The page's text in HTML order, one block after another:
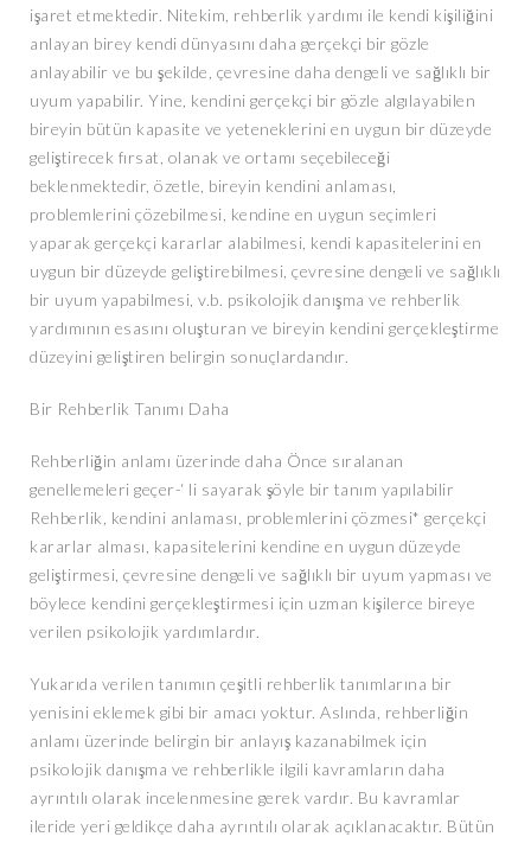
işaret etmektedir. Nitekim, rehberlik yardımı ile kendi kişiliğini
anlayan birey kendi dünyasını daha gerçekçi bir gözle
anlayabilir ve bu şekilde, çevresine daha dengeli ve sağlıklı bir
uyum yapabilir. Yine, kendini gerçekçi bir gözle algılayabilen
bireyin bütün kapasite ve yeteneklerini en uygun bir düzeyde
geliştirecek fırsat, olanak ve ortamı seçebileceği
beklenmektedir, özetle, bireyin kendini anlaması,
problemlerini çözebilmesi, kendine en uygun seçimleri
yaparak gerçekçi kararlar alabilmesi, kendi kapasitelerini en
uygun bir düzeyde geliştirebilmesi, çevresine dengeli ve sağlıklı
bir uyum yapabilmesi, v.b. psikolojik danışma ve rehberlik
yardımının esasını oluşturan ve bireyin kendini gerçekleştirme
düzeyini geliştiren belirgin sonuçlardandır.
Bir Rehberlik Tanımı Daha
Rehberliğin anlamı üzerinde daha Önce sıralanan
genellemeleri geçer-‘ li sayarak şöyle bir tanım yapılabilir
Rehberlik, kendini anlaması, problemlerini çözmesi* gerçekçi
kararlar alması, kapasitelerini kendine en uygun düzeyde
geliştirmesi, çevresine dengeli ve sağlıklı bir uyum yapması ve
böylece kendini gerçekleştirmesi için uzman kişilerce bireye
verilen psikolojik yardımlardır.
Yukarıda verilen tanımın çeşitli rehberlik tanımlarına bir
yenisini eklemek gibi bir amacı yoktur. Aslında, rehberliğin
anlamı üzerinde belirgin bir anlayış kazanabilmek için
psikolojik danışma ve rehberlikle ilgili kavramların daha
ayrıntılı olarak incelenmesine gerek vardır. Bu kavramlar
ileride yeri geldikçe daha ayrıntılı olarak açıklanacaktır. Bütün